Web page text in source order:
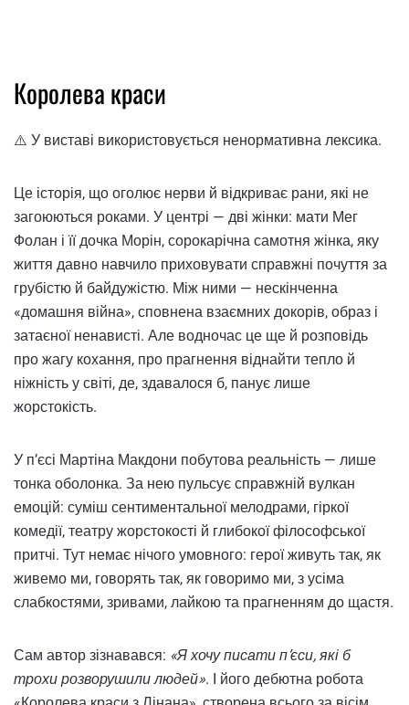
Королева краси
⚠️ У виставі використовується ненормативна лексика.
Це історія, що оголює нерви й відкриває рани, які не
загоюються роками. У центрі — дві жінки: мати Мег
Фолан і її дочка Морін, сорокарічна самотня жінка, яку
життя давно навчило приховувати справжні почуття за
грубістю й байдужістю. Між ними — нескінченна
«домашня війна», сповнена взаємних докорів, образ і
затаєної ненависті. Але водночас це ще й розповідь
про жагу кохання, про прагнення віднайти тепло й
ніжність у світі, де, здавалося б, панує лише
жорстокість.
У п’єсі Мартіна Макдони побутова реальність — лише
тонка оболонка. За нею пульсує справжній вулкан
емоцій: суміш сентиментальної мелодрами, гіркої
комедії, театру жорстокості й глибокої філософської
притчі. Тут немає нічого умовного: герої живуть так, як
живемо ми, говорять так, як говоримо ми, з усіма
слабкостями, зривами, лайкою та прагненням до щастя.
Сам автор зізнавався: «Я хочу писати п’єси, які б
трохи розворушили людей». І його дебютна робота